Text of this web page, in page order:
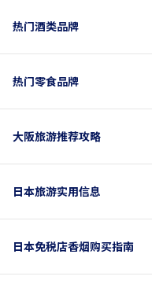
热门酒类品牌
热门零食品牌
大阪旅游推荐攻略
日本旅游实用信息
日本免税店香烟购买指南